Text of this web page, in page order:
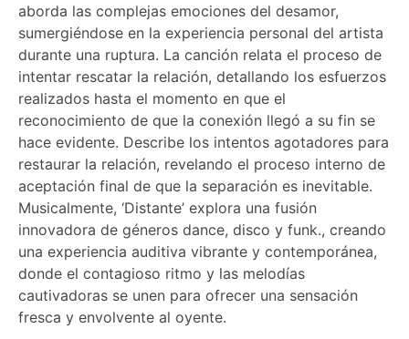
aborda las complejas emociones del desamor,
sumergiéndose en la experiencia personal del artista
durante una ruptura. La canción relata el proceso de
intentar rescatar la relación, detallando los esfuerzos
realizados hasta el momento en que el
reconocimiento de que la conexión llegó a su fin se
hace evidente. Describe los intentos agotadores para
restaurar la relación, revelando el proceso interno de
aceptación final de que la separación es inevitable.
Musicalmente, ‘Distante’ explora una fusión
innovadora de géneros dance, disco y funk., creando
una experiencia auditiva vibrante y contemporánea,
donde el contagioso ritmo y las melodías
cautivadoras se unen para ofrecer una sensación
fresca y envolvente al oyente.